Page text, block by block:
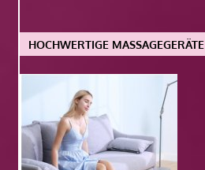
HOCHWERTIGE MASSAGEGERÄTE